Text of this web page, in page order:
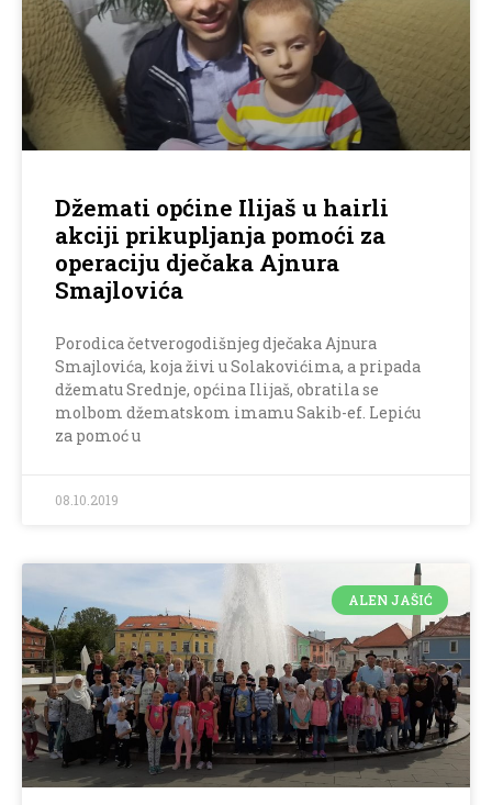
Džemati općine Ilijaš u hairli
akciji prikupljanja pomoći za
operaciju dječaka Ajnura
Smajlovića
Porodica četverogodišnjeg dječaka Ajnura
Smajlovića, koja živi u Solakovićima, a pripada
džematu Srednje, općina Ilijaš, obratila se
molbom džematskom imamu Sakib-ef. Lepiću
za pomoć u
08.10.2019
ALEN JAŠIĆ